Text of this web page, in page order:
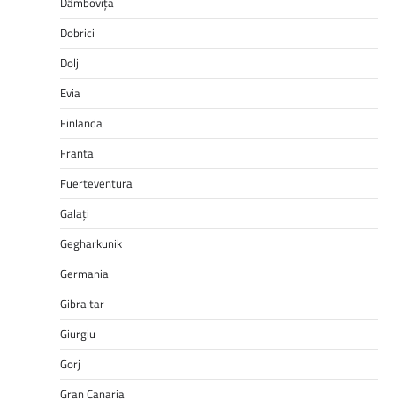
Dobrici
Dolj
Evia
Finlanda
Franta
Fuerteventura
Galați
Gegharkunik
Germania
Gibraltar
Giurgiu
Gorj
Gran Canaria